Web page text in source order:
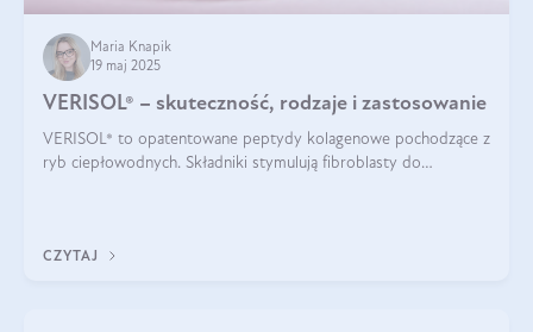
Maria Knapik
19 maj 2025
VERISOL® – skuteczność, rodzaje i zastosowanie
VERISOL® to opatentowane peptydy kolagenowe pochodzące z
ryb ciepłowodnych. Składniki stymulują fibroblasty do
CZYTAJ